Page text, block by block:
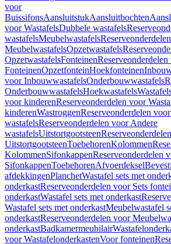
voor
BuissifonsAansluitstukAansluitbochten
voor WastafelsDubbele wastafels
wastafelsMeubelwastafels
MeubelwastafelsOpzetwastafels
OpzetwastafelsFonteinenReserveonderdelen
FonteinenOpzetfonteinHoekfonteinen
voor InbouwwastafelsOnderbouwwastafels
OnderbouwwastafelsHoekwastafels
voor kinderenReserveonderdelen voor
kinderenWastroggenReserveonderdelen
wastafelsReserveonderdelen voor Andere
wastafelsUitstortgootsteen
UitstortgootsteenToebehorenKolommen
KolommenSifonkappenReserveonderdelen
SifonkappenToebehorenAfvoerdeksel
afdekkingenPlanchetWastafel sets met
onderkastReserveonderdelen voor Sets
onderkastWastafel sets met onderkast
Wastafel sets met onderkastMeubelwastafel
onderkastReserveonderdelen voor
onderkastBadkamermeubilair
voor WastafelonderkastenVoor fonteinen